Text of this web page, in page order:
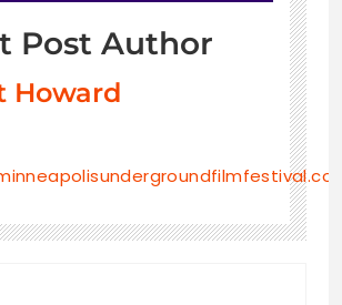
Post Author
Howard